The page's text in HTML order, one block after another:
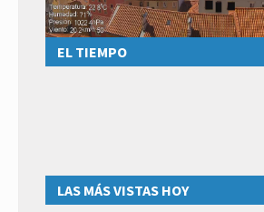
EL TIEMPO
LAS MÁS VISTAS HOY